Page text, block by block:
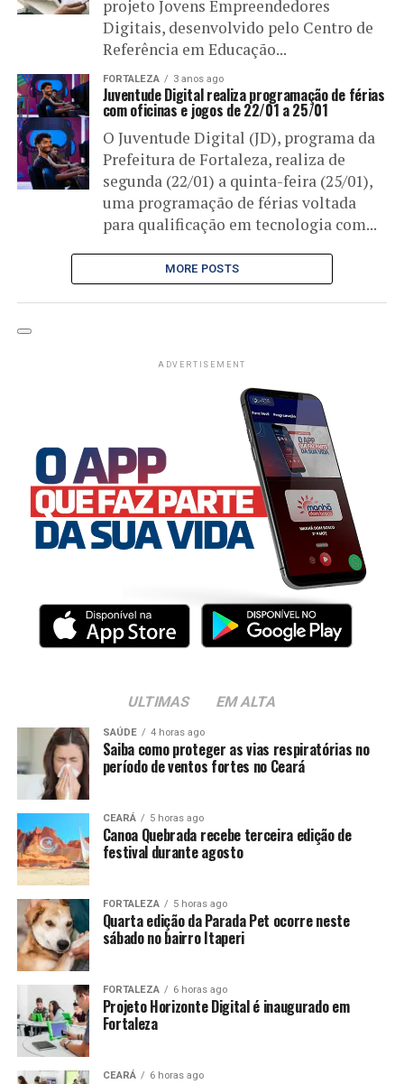
projeto Jovens Empreendedores
Digitais, desenvolvido pelo Centro de
Referência em Educação...
FORTALEZA 3 anos ago
Juventude Digital realiza programação de férias
com oficinas e jogos de 22/01 a 25/01
O Juventude Digital (JD), programa da
Prefeitura de Fortaleza, realiza de
segunda (22/01) a quinta-feira (25/01),
uma programação de férias voltada
para qualificação em tecnologia com...
MORE POSTS
ADVERTISEMENT
ULTIMAS EM ALTA
SAÚDE 4 horas ago
Saiba como proteger as vias respiratórias no
período de ventos fortes no Ceará
CEARÁ 5 horas ago
Canoa Quebrada recebe terceira edição de
festival durante agosto
FORTALEZA 5 horas ago
Quarta edição da Parada Pet ocorre neste
sábado no bairro Itaperi
FORTALEZA 6 horas ago
Projeto Horizonte Digital é inaugurado em
Fortaleza
CEARÁ 6 horas ago